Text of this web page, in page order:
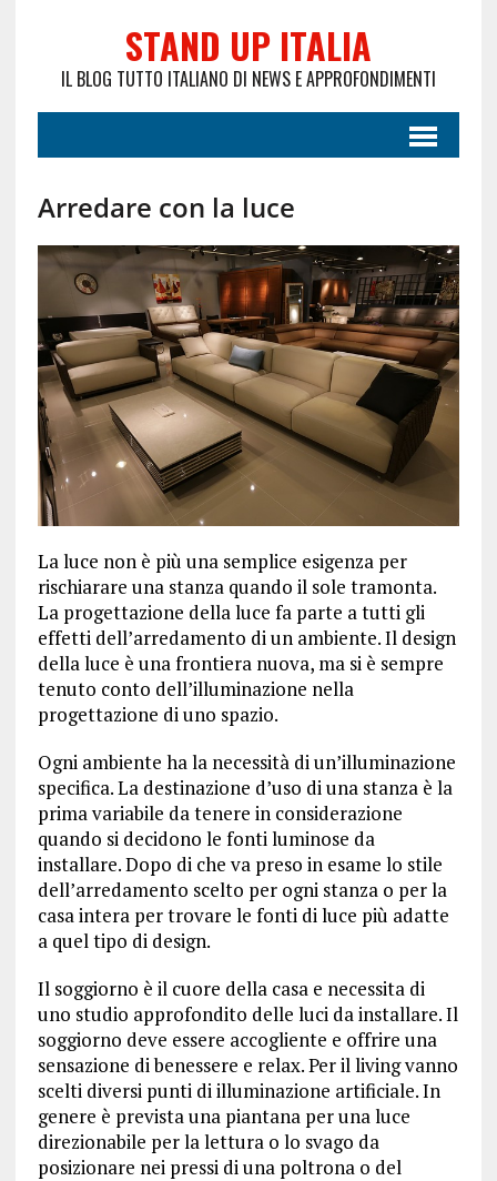
STAND UP ITALIA
IL BLOG TUTTO ITALIANO DI NEWS E APPROFONDIMENTI
Arredare con la luce
La luce non è più una semplice esigenza per
rischiarare una stanza quando il sole tramonta.
La progettazione della luce fa parte a tutti gli
effetti dell’arredamento di un ambiente. Il design
della luce è una frontiera nuova, ma si è sempre
tenuto conto dell’illuminazione nella
progettazione di uno spazio.
Ogni ambiente ha la necessità di un’illuminazione
specifica. La destinazione d’uso di una stanza è la
prima variabile da tenere in considerazione
quando si decidono le fonti luminose da
installare. Dopo di che va preso in esame lo stile
dell’arredamento scelto per ogni stanza o per la
casa intera per trovare le fonti di luce più adatte
a quel tipo di design.
Il soggiorno è il cuore della casa e necessita di
uno studio approfondito delle luci da installare. Il
soggiorno deve essere accogliente e offrire una
sensazione di benessere e relax. Per il living vanno
scelti diversi punti di illuminazione artificiale. In
genere è prevista una piantana per una luce
direzionabile per la lettura o lo svago da
posizionare nei pressi di una poltrona o del